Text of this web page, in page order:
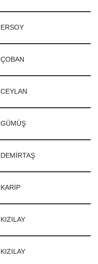
ERSOY
ÇOBAN
CEYLAN
GÜMÜŞ
DEMİRTAŞ
KARİP
KIZILAY
KIZILAY